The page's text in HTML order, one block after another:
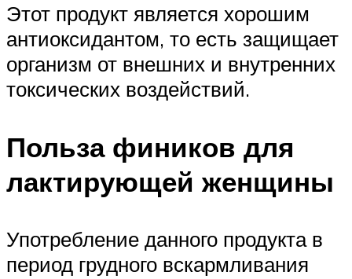
Этот продукт является хорошим
антиоксидантом, то есть защищает
организм от внешних и внутренних
токсических воздействий.
Польза фиников для
лактирующей женщины
Употребление данного продукта в
период грудного вскармливания